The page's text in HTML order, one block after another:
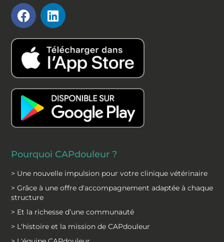
F
a
b
o
k
L
i
k
e
d
n
Pourquoi CAPdouleur ?
> Une nouvelle impulsion pour votre clinique vétérinaire
> Grâce à une offre d'accompagnement adaptée à chaque
structure
> Et la richesse d’une communauté
> L'histoire et la mission de CAPdouleur